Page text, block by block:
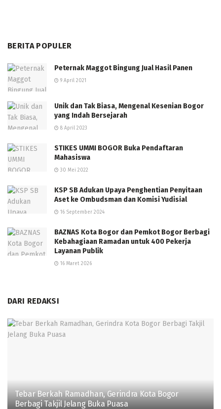
BERITA POPULER
Peternak Maggot Bingung Jual Hasil Panen
9 April 2021
Unik dan Tak Biasa, Mengenal Kesenian Bogor
yang Indah Bersejarah
8 April 2023
STIKES UMMI BOGOR Buka Pendaftaran
Mahasiswa
30 Mei 2022
KSP SB Adukan Upaya Penghentian Penyitaan
Aset ke Ombudsman dan Komisi Yudisial
16 September 2024
BAZNAS Kota Bogor dan Pemkot Bogor Berbagi
Kebahagiaan Ramadan untuk 400 Pekerja
Layanan Publik
16 Maret 2026
DARI REDAKSI
Tebar Berkah Ramadhan, Gerindra Kota Bogor
Berbagi Takjil Jelang Buka Puasa